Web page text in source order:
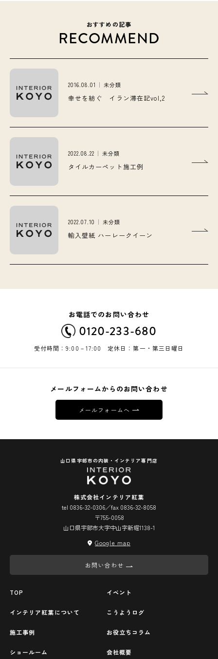
おすすめの記事
RECOMMEND
2016.08.01 未分類
幸せを紡ぐ イラン滞在記vol,2
2022.08.22 未分類
タイルカーペット施工例
2022.07.10 未分類
輸入壁紙 ハーレークイーン
お電話でのお問い合わせ
0120-233-680
受付時間：9:00－17:00 定休日：第一・第三日曜日
メールフォームからのお問い合わせ
メールフォームへ
山口県宇部市の内装・インテリア専門店
株式会社インテリア紅葉
tel 0836-32-0306／fax 0836-32-8058
〒755-0058
山口県宇部市大字中山字新堀1138-1
Google map
お問い合わせ
TOP
インテリア紅葉について
施工事例
ショールーム
イベント
こうようログ
お役立ちコラム
会社概要